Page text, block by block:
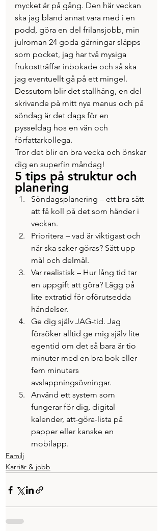
mycket är på gång. Den här veckan
ska jag bland annat vara med i en
podd, göra en del frilansjobb, min
julroman 24 goda gärningar släpps
som pocket, jag har två mysiga
frukostträffar inbokade och så ska
jag eventuellt gå på ett mingel.
Dessutom blir det stallhäng, en del
skrivande på mitt nya manus och på
söndag är det dags för en
pysseldag hos en vän och
författarkollega.
Tror det blir en bra vecka och önskar
dig en superfin måndag!
5 tips på struktur och
planering
Söndagsplanering – ett bra sätt
att få koll på det som händer i
veckan.
Prioritera – vad är viktigast och
när ska saker göras? Sätt upp
mål och delmål.
Var realistisk – Hur lång tid tar
en uppgift att göra? Lägg på
lite extratid för oförutsedda
händelser.
Ge dig själv JAG-tid. Jag
försöker alltid ge mig själv lite
egentid om det så bara är tio
minuter med en bra bok eller
fem minuters
avslappningsövningar.
Använd ett system som
fungerar för dig, digital
kalender, att-göra-lista på
papper eller kanske en
mobilapp.
Familj
Karriär & jobb